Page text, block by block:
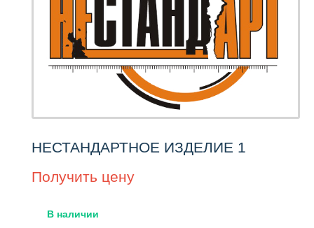
НЕСТАНДАРТНОЕ ИЗДЕЛИЕ 1
Получить цену
В наличии